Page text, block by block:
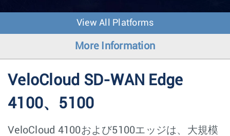
t
View All Platforms
More Information
VeloCloud SD-WAN Edge
4100、5100
VeloCloud 4100および5100エッジは、大規模